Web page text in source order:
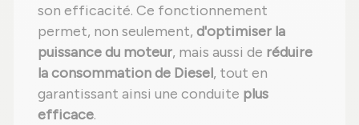
son efficacité. Ce fonctionnement
permet, non seulement, d'optimiser la
puissance du moteur, mais aussi de réduire
la consommation de Diesel, tout en
garantissant ainsi une conduite plus
efficace.